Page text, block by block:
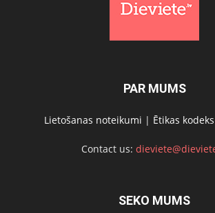
PAR MUMS
Lietošanas noteikumi | Ētikas kodeks
Contact us:
SEKO MUMS